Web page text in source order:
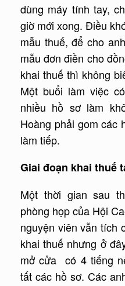
dùng máy tính tay,
giờ mới xong. Điều
mẫu thuế, để cho
mẫu đơn điền cho
khai thuế thì không
Một buổi làm việc
nhiều hồ sơ làm
Hoàng phải gom các
làm tiếp.
Giai đoạn khai thuế
Một thời gian sau
phòng họp của Hội
nguyện viên vẫn tích
khai thuế nhưng ở
mở cửa có 4 tiếng
tất các hồ sơ. Các